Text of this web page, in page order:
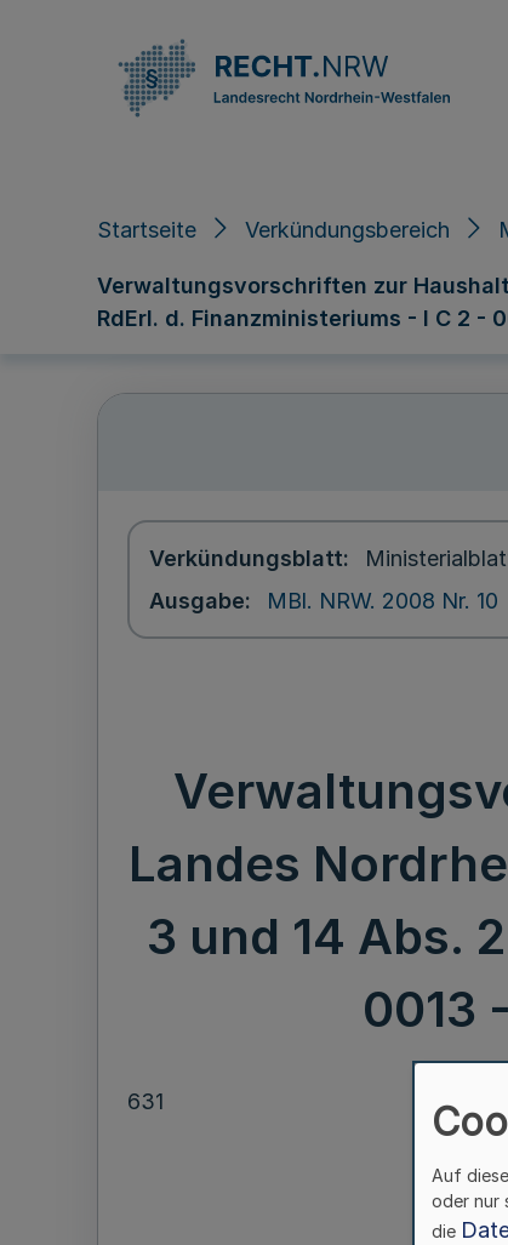
Startseite Verkündungsbereich
Verwaltungsvorschriften zur
RdErl. d. Finanzministeriums - I C 2 -
Verkündungsblatt
Ausgabe
MBl. NRW. 2008 Nr. 10
Landes
3 und 14 Abs.
0013
631
Auf
oder nur
die